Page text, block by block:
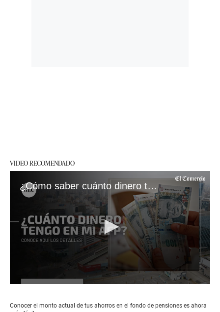
VIDEO RECOMENDADO
¿Cómo saber cuánto dinero tengo en mi AFP?
of
Conocer el monto actual de tus ahorros en el fondo de pensiones es ahora